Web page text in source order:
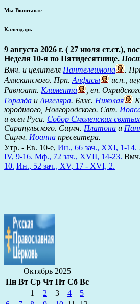
Мы Вконтакте
Календарь
9 августа 2026 г. ( 27 июля ст.ст.),
Неделя 10-я по Пятидесятнице.
Вмч. и целителя Пантелеимона .
Аляскинского. Прп. Анфисы
исп.,
Равноапп. Климента , еп.
Горазда и Ангеляра. Блж. Николая
юродивого, Новгородского. Свт.
и всея Руси. Собор Смоленских святых
Сарапульского. Сщмч. Платона и
Сщмч. Иоанна пресвитера.
Утр. - Ев. 10-е, Ин., 66 зач., XXI, 1-14.
IV, 9-16. Мф., 72 зач., XVII, 14-23.
10. Ин., 52 зач., XV, 17 - XVI, 2.
Октябрь 2025
Пн Вт Ср Чт Пт Сб Вс
1
2 3 4
5